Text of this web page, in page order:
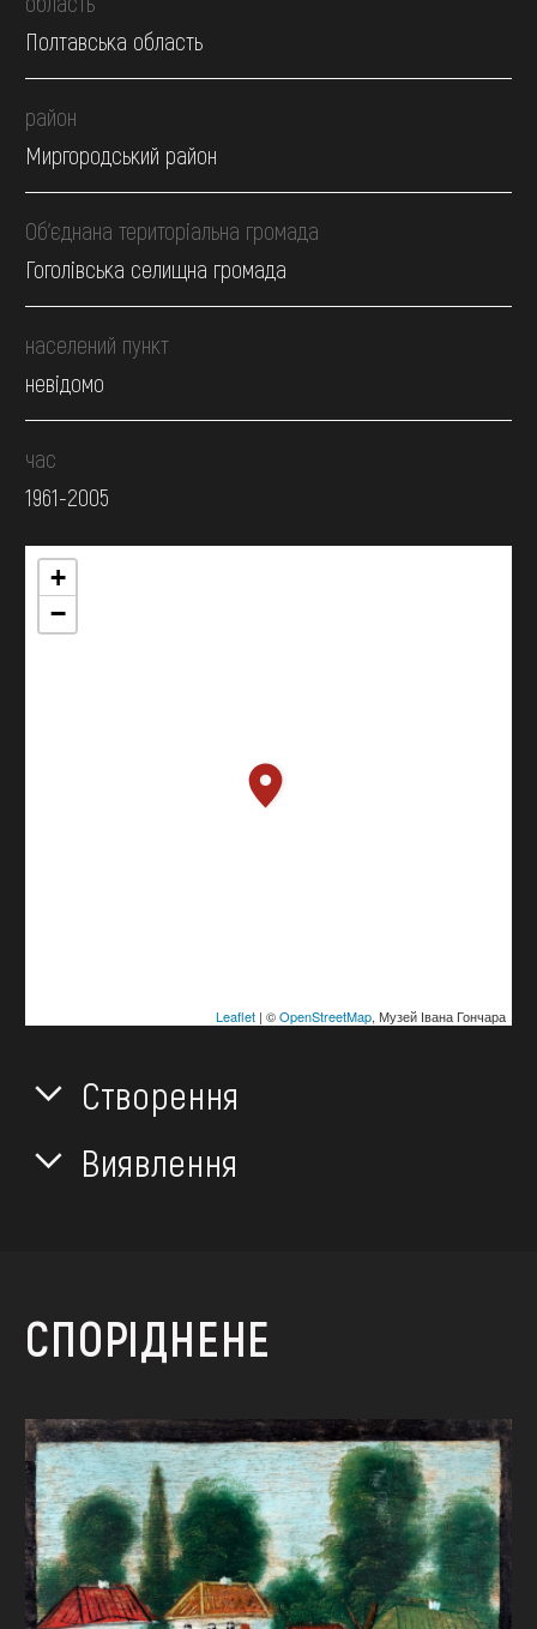
Полтавська область
район
Миргородський район
Об’єднана територіальна громада
Гоголівська селищна громада
населений пункт
невідомо
час
1961-2005
+
−
Leaflet| ©OpenStreetMap, Музей Івана Гончара
Створення
Виявлення
СПОРІДНЕНЕ